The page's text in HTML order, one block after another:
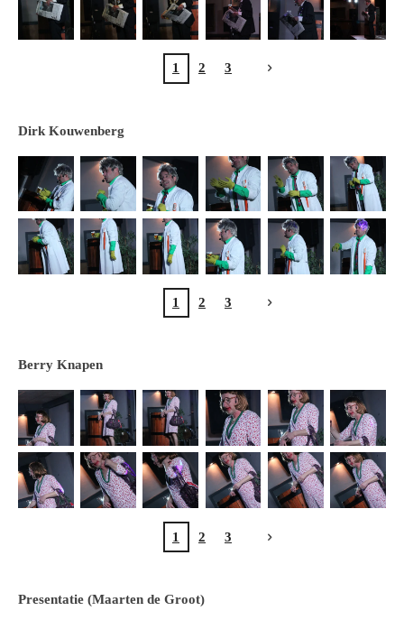
1 2 3
Dirk Kouwenberg
1 2 3
Berry Knapen
1 2 3
Presentatie (Maarten de Groot)